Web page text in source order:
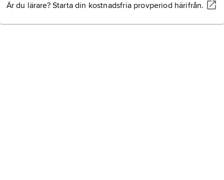
Är du lärare? Starta din kostnadsfria provperiod härifrån.